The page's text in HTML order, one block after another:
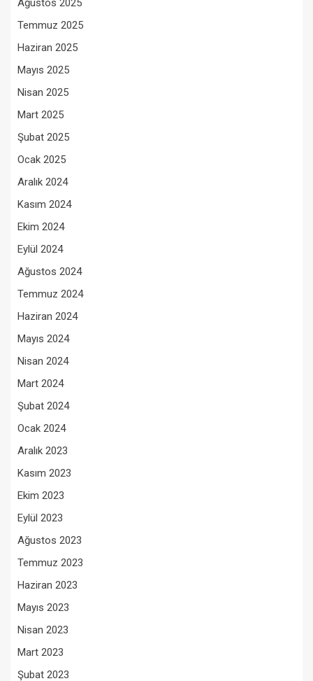
Ağustos 2025
Temmuz 2025
Haziran 2025
Mayıs 2025
Nisan 2025
Mart 2025
Şubat 2025
Ocak 2025
Aralık 2024
Kasım 2024
Ekim 2024
Eylül 2024
Ağustos 2024
Temmuz 2024
Haziran 2024
Mayıs 2024
Nisan 2024
Mart 2024
Şubat 2024
Ocak 2024
Aralık 2023
Kasım 2023
Ekim 2023
Eylül 2023
Ağustos 2023
Temmuz 2023
Haziran 2023
Mayıs 2023
Nisan 2023
Mart 2023
Şubat 2023